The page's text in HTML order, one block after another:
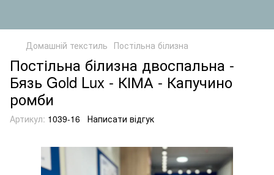
Домашній текстиль Постільна білизна
Постільна білизна двоспальна -
Бязь Gold Lux - КІМА - Капучино
ромби
Артикул: 1039-16 Написати відгук